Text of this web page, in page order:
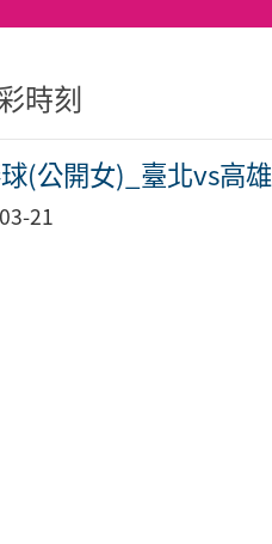
時刻
(公開女)_臺北vs高雄
21